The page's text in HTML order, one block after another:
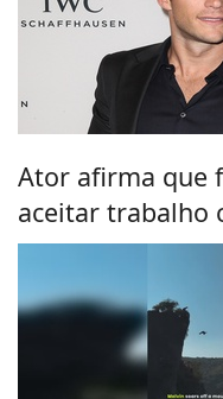
Ator afirma que
aceitar trabalho